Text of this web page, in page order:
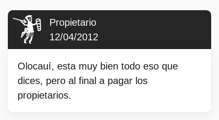
Propietario
12/04/2012
Olocauí, esta muy bien todo eso que
dices, pero al final a pagar los
propietarios.